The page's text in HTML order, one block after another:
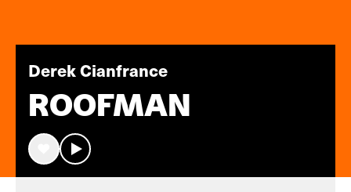
Derek Cianfrance
ROOFMAN